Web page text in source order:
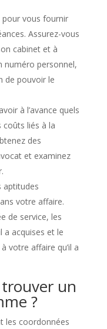
vous fournir
Assurez-vous
cabinet et à
numéro personnel,
de pouvoir le
à l’avance quels
liés à la
des
et examinez
aptitudes
votre affaire.
de service, les
a acquises et le
votre affaire qu’il a
un
?
les coordonnées